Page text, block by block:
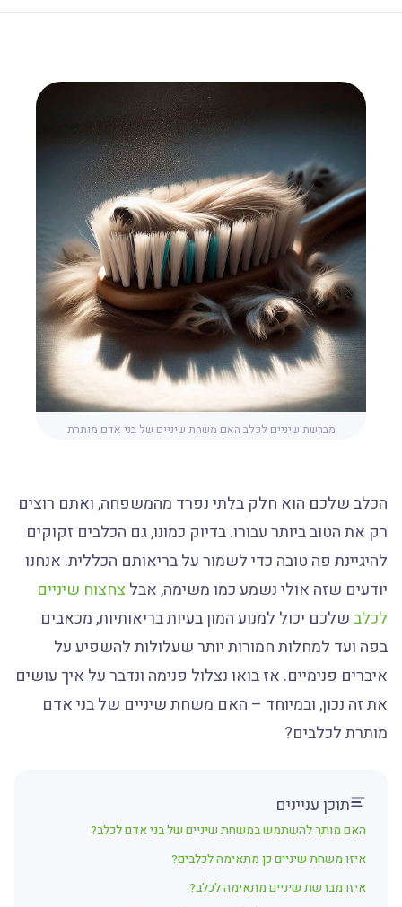
מברשת שיניים לכלב האם משחת שיניים של בני אדם מותרת
הכלב שלכם הוא חלק בלתי נפרד מהמשפחה, ואתם רוצים
רק את הטוב ביותר עבורו. בדיוק כמונו, גם הכלבים זקוקים
להיגיינת פה טובה כדי לשמור על בריאותם הכללית. אנחנו
יודעים שזה אולי נשמע כמו משימה, אבלצחצוח שיניים
לכלבשלכם יכול למנוע המון בעיות בריאותיות, מכאבים
בפה ועד למחלות חמורות יותר שעלולות להשפיע על
איברים פנימיים. אז בואו נצלול פנימה ונדבר על איך עושים
את זה נכון, ובמיוחד – האם משחת שיניים של בני אדם
מותרת לכלבים?
תוכן עניינים
האם מותר להשתמש במשחת שיניים של בני אדם לכלב?
איזו משחת שיניים כן מתאימה לכלבים?
איזו מברשת שיניים מתאימה לכלב?